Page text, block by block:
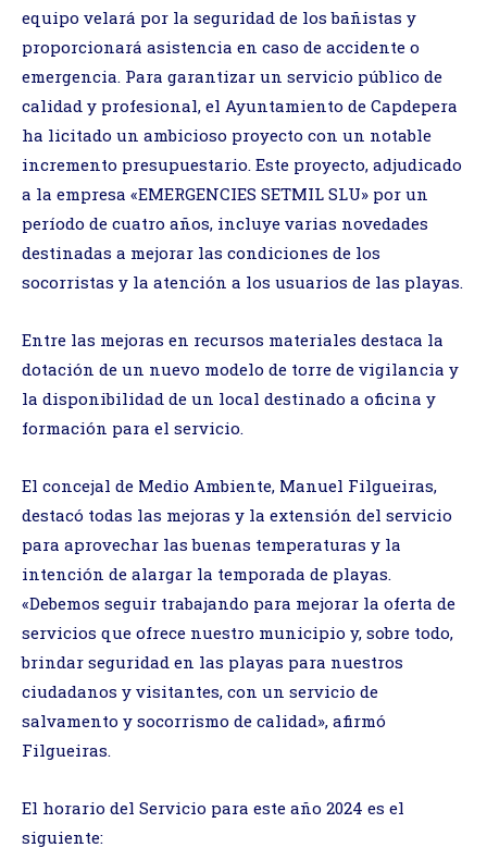
equipo velará por la seguridad de los bañistas y
proporcionará asistencia en caso de accidente o
emergencia. Para garantizar un servicio público de
calidad y profesional, el Ayuntamiento de Capdepera
ha licitado un ambicioso proyecto con un notable
incremento presupuestario. Este proyecto, adjudicado
a la empresa «EMERGENCIES SETMIL SLU» por un
período de cuatro años, incluye varias novedades
destinadas a mejorar las condiciones de los
socorristas y la atención a los usuarios de las playas.
Entre las mejoras en recursos materiales destaca la
dotación de un nuevo modelo de torre de vigilancia y
la disponibilidad de un local destinado a oficina y
formación para el servicio.
El concejal de Medio Ambiente, Manuel Filgueiras,
destacó todas las mejoras y la extensión del servicio
para aprovechar las buenas temperaturas y la
intención de alargar la temporada de playas.
«Debemos seguir trabajando para mejorar la oferta de
servicios que ofrece nuestro municipio y, sobre todo,
brindar seguridad en las playas para nuestros
ciudadanos y visitantes, con un servicio de
salvamento y socorrismo de calidad», afirmó
Filgueiras.
El horario del Servicio para este año 2024 es el
siguiente: